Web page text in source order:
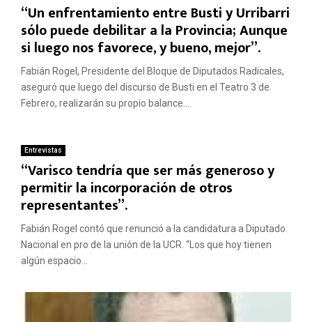
“Un enfrentamiento entre Busti y Urribarri
sólo puede debilitar a la Provincia; Aunque
si luego nos favorece, y bueno, mejor”.
Fabián Rogel, Presidente del Bloque de Diputados Radicales,
aseguró que luego del discurso de Busti en el Teatro 3 de
Febrero, realizarán su propio balance....
Entrevistas
“Varisco tendría que ser más generoso y
permitir la incorporación de otros
representantes”.
Fabián Rogel contó que renunció a la candidatura a Diputado
Nacional en pro de la unión de la UCR. “Los que hoy tienen
algún espacio...